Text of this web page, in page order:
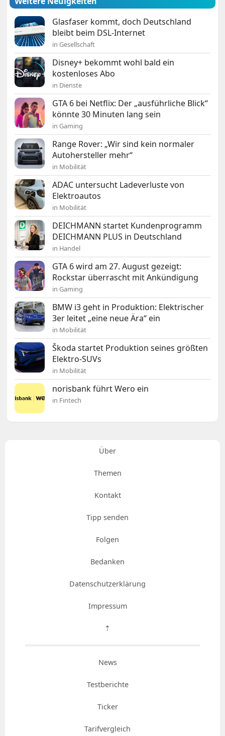
Glasfaser kommt, doch Deutschland
bleibt beim DSL-Internet
in Gesellschaft
Disney+ bekommt wohl bald ein
kostenloses Abo
in Dienste
GTA 6 bei Netflix: Der „ausführliche Blick“
könnte 30 Minuten lang sein
in Gaming
Range Rover: „Wir sind kein normaler
Autohersteller mehr“
in Mobilität
ADAC untersucht Ladeverluste von
Elektroautos
in Mobilität
DEICHMANN startet Kundenprogramm
DEICHMANN PLUS in Deutschland
in Handel
GTA 6 wird am 27. August gezeigt:
Rockstar überrascht mit Ankündigung
in Gaming
BMW i3 geht in Produktion: Elektrischer
3er leitet „eine neue Ära“ ein
in Mobilität
Škoda startet Produktion seines größten
Elektro-SUVs
in Mobilität
norisbank führt Wero ein
in Fintech
Über
Themen
Kontakt
Tipp senden
Folgen
Bedanken
Datenschutzerklärung
Impressum
⇡
News
Testberichte
Ticker
Tarifvergleich